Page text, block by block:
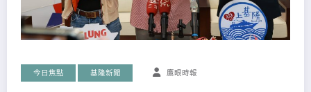
今日焦點 基隆新聞 鷹眼時報